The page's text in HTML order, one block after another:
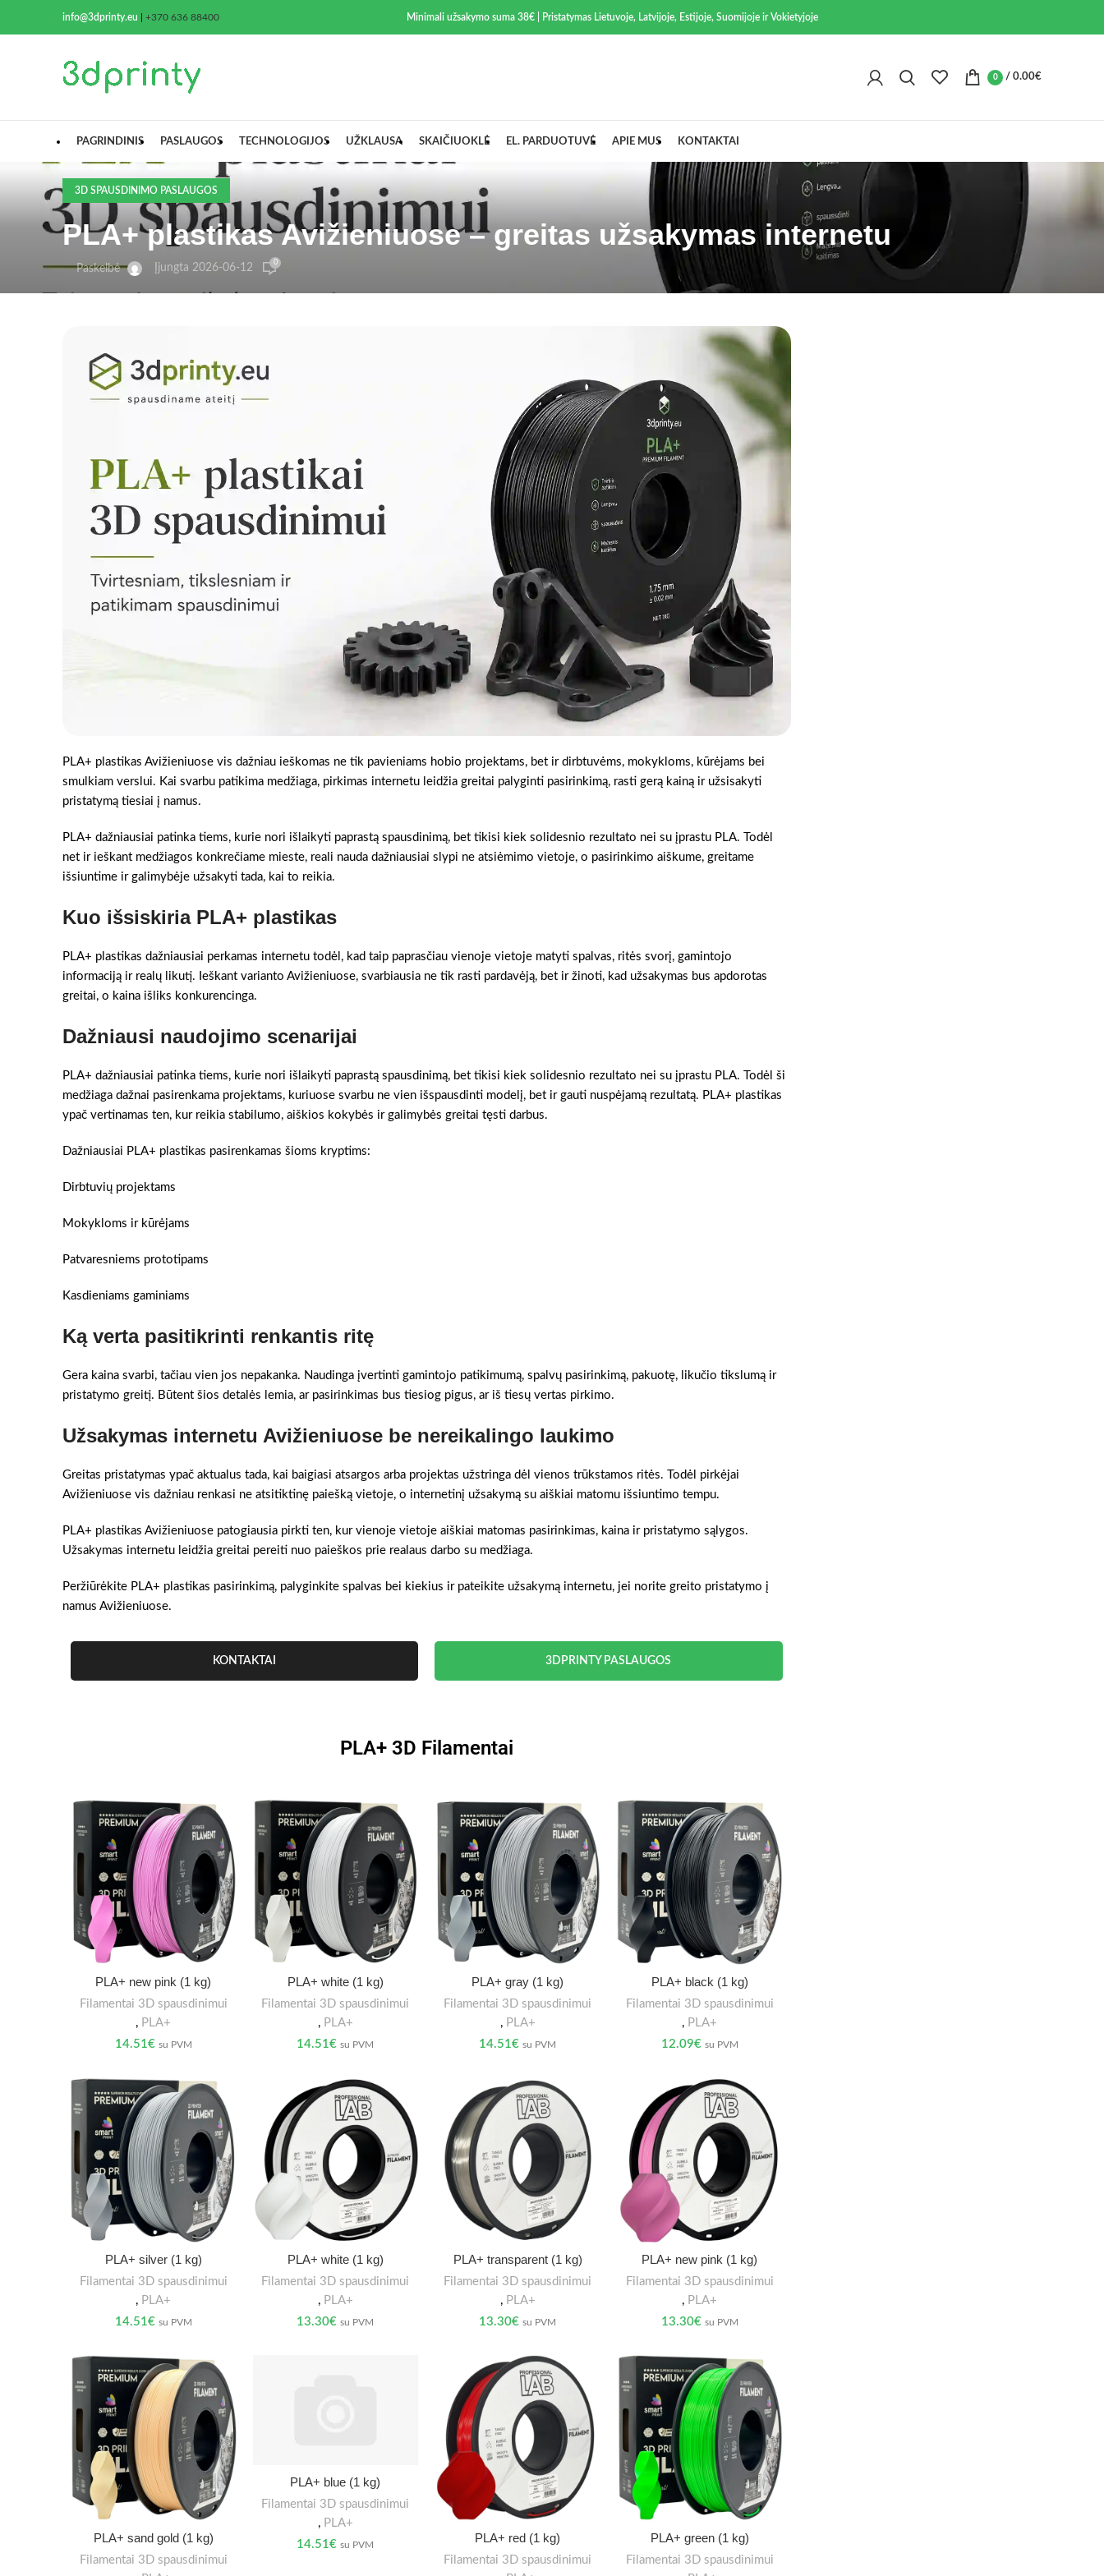
info@3dprinty.eu +370 636 88400 Minimali užsakymo suma 38€ | Pristatymas Lietuvoje, Latvijoje, Estijoje, Suomijoje ir Vokietyjoje
0 / 0.00€
PAGRINDINIS PASLAUGOS TECHNOLOGIJOS UŽKLAUSA SKAIČIUOKLĖ EL. PARDUOTUVĖ APIE MUS KONTAKTAI
3D SPAUSDINIMO PASLAUGOS
PLA+ plastikas Avižieniuose – greitas užsakymas internetu
Paskelbė Įjungta 2026-06-12 0
PLA+ plastikas Avižieniuose vis dažniau ieškomas ne tik pavieniams hobio projektams, bet ir dirbtuvėms, mokykloms, kūrėjams bei
smulkiam verslui. Kai svarbu patikima medžiaga, pirkimas internetu leidžia greitai palyginti pasirinkimą, rasti gerą kainą ir užsisakyti
pristatymą tiesiai į namus.
PLA+ dažniausiai patinka tiems, kurie nori išlaikyti paprastą spausdinimą, bet tikisi kiek solidesnio rezultato nei su įprastu PLA. Todėl
net ir ieškant medžiagos konkrečiame mieste, reali nauda dažniausiai slypi ne atsiėmimo vietoje, o pasirinkimo aiškume, greitame
išsiuntime ir galimybėje užsakyti tada, kai to reikia.
Kuo išsiskiria PLA+ plastikas
PLA+ plastikas dažniausiai perkamas internetu todėl, kad taip paprasčiau vienoje vietoje matyti spalvas, ritės svorį, gamintojo
informaciją ir realų likutį. Ieškant varianto Avižieniuose, svarbiausia ne tik rasti pardavėją, bet ir žinoti, kad užsakymas bus apdorotas
greitai, o kaina išliks konkurencinga.
Dažniausi naudojimo scenarijai
PLA+ dažniausiai patinka tiems, kurie nori išlaikyti paprastą spausdinimą, bet tikisi kiek solidesnio rezultato nei su įprastu PLA. Todėl ši
medžiaga dažnai pasirenkama projektams, kuriuose svarbu ne vien išspausdinti modelį, bet ir gauti nuspėjamą rezultatą. PLA+ plastikas
ypač vertinamas ten, kur reikia stabilumo, aiškios kokybės ir galimybės greitai tęsti darbus.
Dažniausiai PLA+ plastikas pasirenkamas šioms kryptims:
Dirbtuvių projektams
Mokykloms ir kūrėjams
Patvaresniems prototipams
Kasdieniams gaminiams
Ką verta pasitikrinti renkantis ritę
Gera kaina svarbi, tačiau vien jos nepakanka. Naudinga įvertinti gamintojo patikimumą, spalvų pasirinkimą, pakuotę, likučio tikslumą ir
pristatymo greitį. Būtent šios detalės lemia, ar pasirinkimas bus tiesiog pigus, ar iš tiesų vertas pirkimo.
Užsakymas internetu Avižieniuose be nereikalingo laukimo
Greitas pristatymas ypač aktualus tada, kai baigiasi atsargos arba projektas užstringa dėl vienos trūkstamos ritės. Todėl pirkėjai
Avižieniuose vis dažniau renkasi ne atsitiktinę paiešką vietoje, o internetinį užsakymą su aiškiai matomu išsiuntimo tempu.
PLA+ plastikas Avižieniuose patogiausia pirkti ten, kur vienoje vietoje aiškiai matomas pasirinkimas, kaina ir pristatymo sąlygos.
Užsakymas internetu leidžia greitai pereiti nuo paieškos prie realaus darbo su medžiaga.
Peržiūrėkite PLA+ plastikas pasirinkimą, palyginkite spalvas bei kiekius ir pateikite užsakymą internetu, jei norite greito pristatymo į
namus Avižieniuose.
KONTAKTAI 3DPRINTY PASLAUGOS
PLA+ 3D Filamentai
PLA+ new pink (1 kg)
Filamentai 3D spausdinimui
, PLA+
14.51€ su PVM
PLA+ white (1 kg)
Filamentai 3D spausdinimui
, PLA+
14.51€ su PVM
PLA+ gray (1 kg)
Filamentai 3D spausdinimui
, PLA+
14.51€ su PVM
PLA+ black (1 kg)
Filamentai 3D spausdinimui
, PLA+
12.09€ su PVM
PLA+ silver (1 kg)
Filamentai 3D spausdinimui
, PLA+
14.51€ su PVM
PLA+ white (1 kg)
Filamentai 3D spausdinimui
, PLA+
13.30€ su PVM
PLA+ transparent (1 kg)
Filamentai 3D spausdinimui
, PLA+
13.30€ su PVM
PLA+ new pink (1 kg)
Filamentai 3D spausdinimui
, PLA+
13.30€ su PVM
PLA+ sand gold (1 kg)
Filamentai 3D spausdinimui
PLA+ blue (1 kg)
Filamentai 3D spausdinimui
, PLA+
14.51€ su PVM
PLA+ red (1 kg)
Filamentai 3D spausdinimui
PLA+ green (1 kg)
Filamentai 3D spausdinimui